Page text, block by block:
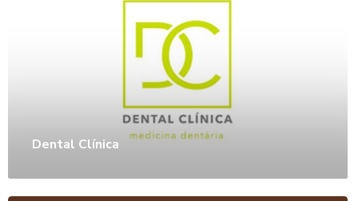
Dental Clínica